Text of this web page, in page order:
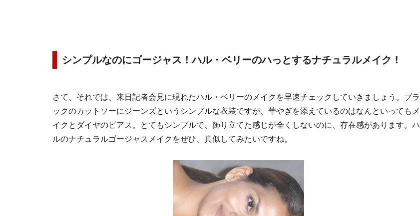
シンプルなのにゴージャス！ハル・ベリーのハっとするナチュラルメイク！
さて、それでは、来日記者会見に現れたハル・ベリーのメイクを早速チェックしていきましょう。ブラ
ックのカットソーにジーンズというシンプルな衣装ですが、華やぎを添えているのはなんといってもメ
イクとダイヤのピアス。とてもシンプルで、飾り立てた感じが全くしないのに、存在感があります。ハ
ルのナチュラルゴージャスメイクをぜひ、真似してみたいですね。